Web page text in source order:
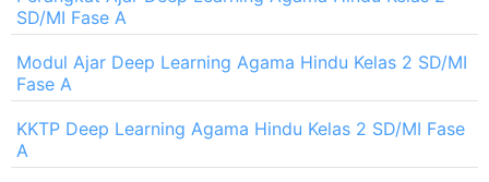
SD/MI Fase A
Modul Ajar Deep Learning Agama Hindu Kelas 2 SD/MI
Fase A
KKTP Deep Learning Agama Hindu Kelas 2 SD/MI Fase
A